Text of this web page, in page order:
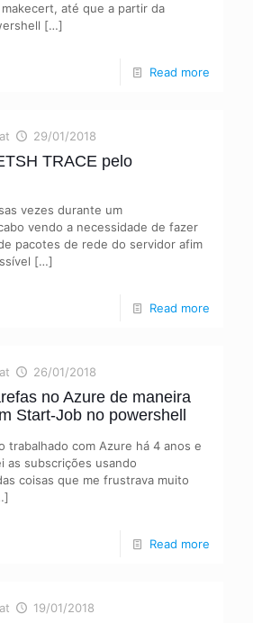
até que a partir da
[…]
Read more
at 29/01/2018
TRACE pelo
vezes durante um
vendo a necessidade de fazer
pacotes de rede do servidor afim
[…]
Read more
at 26/01/2018
no Azure de maneira
Start-Job no powershell
trabalhado com Azure há 4 anos e
as subscrições usando
coisas que me frustrava muito
Read more
at 19/01/2018